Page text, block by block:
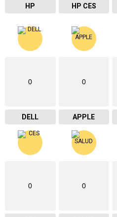
HP HP CES
0
DELL
0
APPLE
0 0